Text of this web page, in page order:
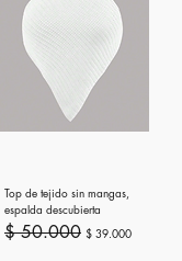
Top de tejido sin mangas,
espalda descubierta
Precio
$ 50.000 Precio de oferta
$ 39.000